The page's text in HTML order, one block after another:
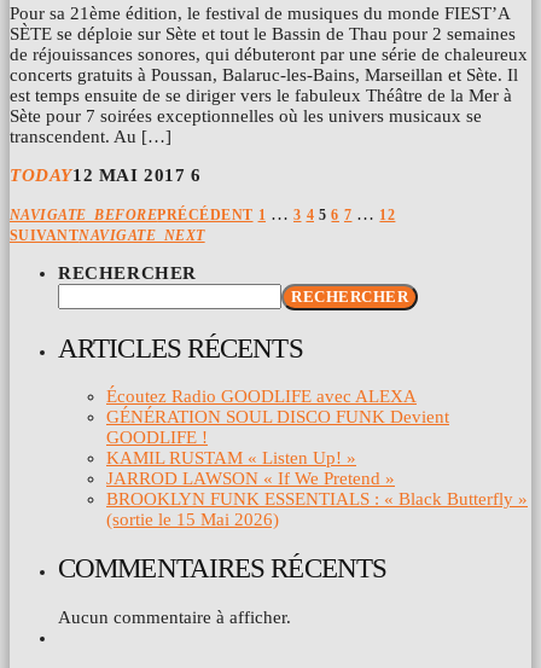
Pour sa 21ème édition, le festival de musiques du monde FIEST’A
SÈTE se déploie sur Sète et tout le Bassin de Thau pour 2 semaines
de réjouissances sonores, qui débuteront par une série de chaleureux
concerts gratuits à Poussan, Balaruc-les-Bains, Marseillan et Sète. Il
est temps ensuite de se diriger vers le fabuleux Théâtre de la Mer à
Sète pour 7 soirées exceptionnelles où les univers musicaux se
transcendent. Au […]
TODAY12 MAI 2017 6
NAVIGATE_BEFOREPRÉCÉDENT 1 … 3 4 5 6 7 … 12
SUIVANTNAVIGATE_NEXT
RECHERCHER
RECHERCHER
ARTICLES RÉCENTS
Écoutez Radio GOODLIFE avec ALEXA
GÉNÉRATION SOUL DISCO FUNK Devient
GOODLIFE !
KAMIL RUSTAM « Listen Up! »
JARROD LAWSON « If We Pretend »
BROOKLYN FUNK ESSENTIALS : « Black Butterfly »
(sortie le 15 Mai 2026)
COMMENTAIRES RÉCENTS
Aucun commentaire à afficher.